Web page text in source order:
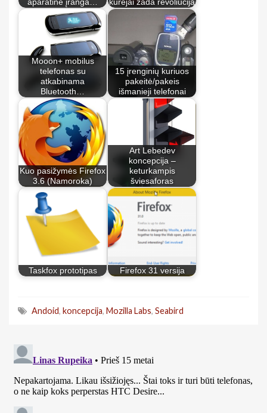
Mooon+ mobilus
telefonas su
atkabinama
Bluetooth…
15 įrenginių kuriuos
pakeitė/pakeis
išmanieji telefonai
Kuo pasižymės Firefox
3.6 (Namoroka)
Art Lebedev
koncepcija –
keturkampis
šviesaforas
Taskfox prototipas Firefox 31 versija
Andoid, koncepcija, Mozilla Labs, Seabird